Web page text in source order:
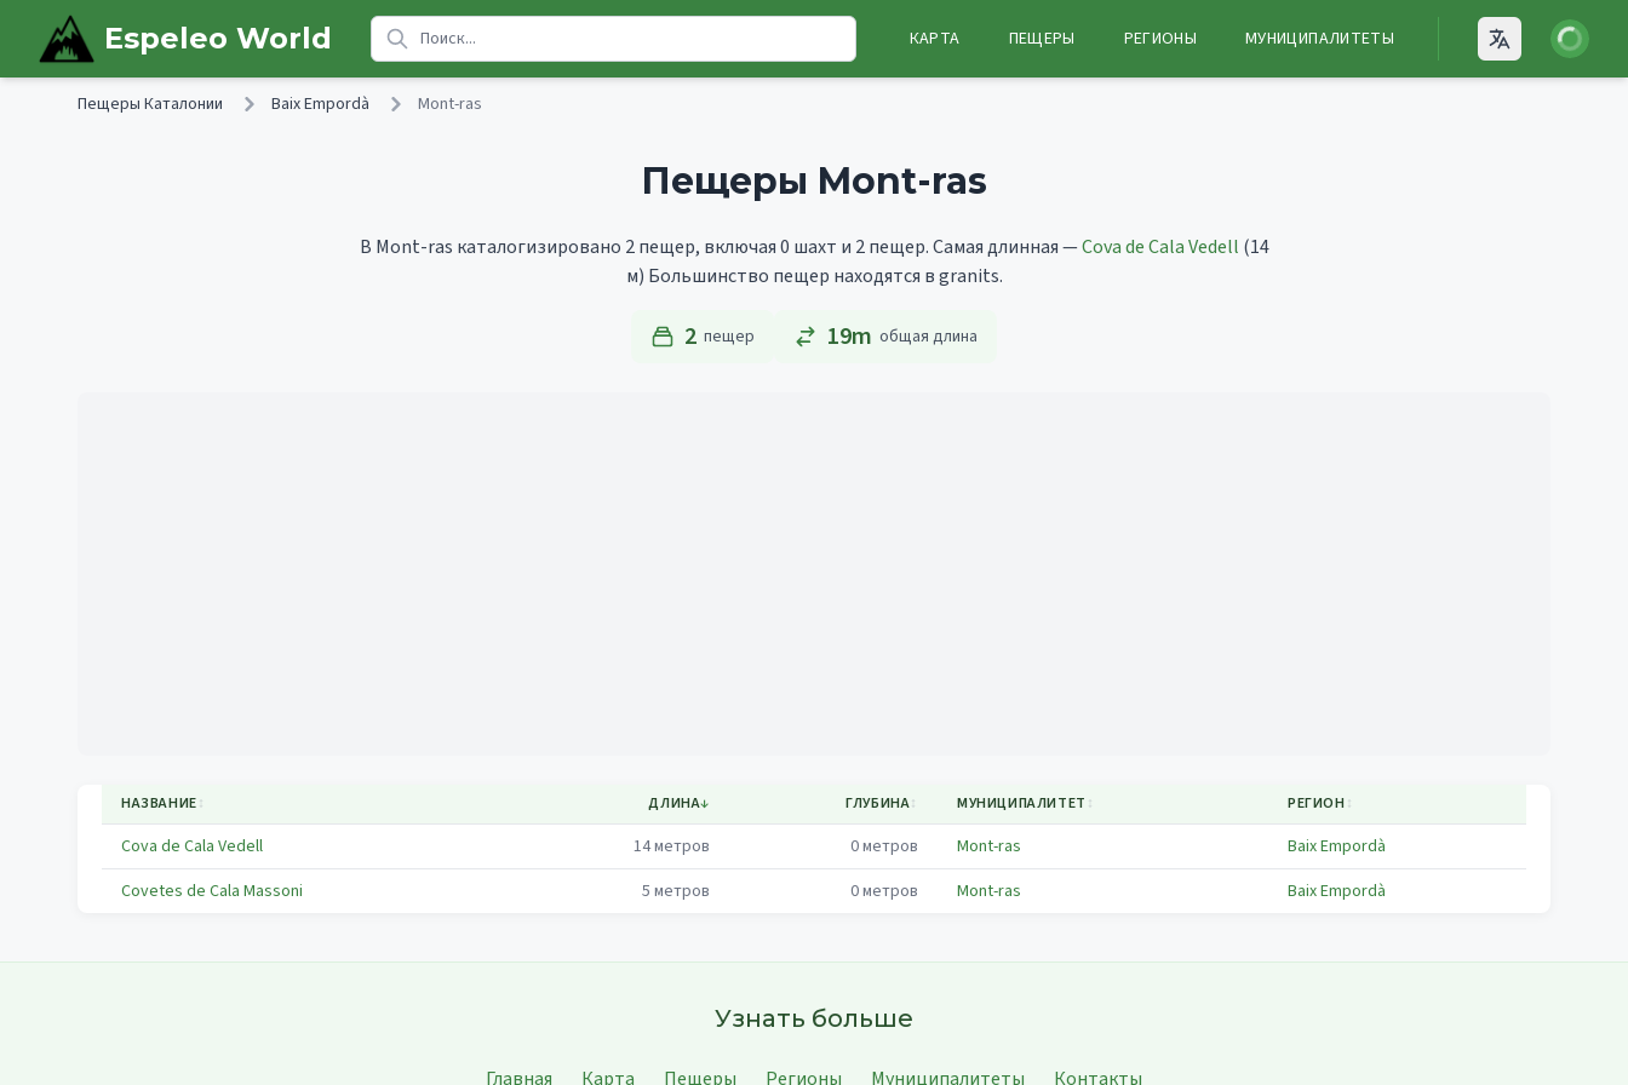
Skip to main content
Espeleo World КАРТА ПЕЩЕРЫ РЕГИОНЫ МУНИЦИПАЛИТЕТЫ Open
Войти
Пещеры Каталонии Baix Empordà Mont-ras
Пещеры Mont-ras
В Mont-ras каталогизировано 2 пещер, включая 0 шахт и 2 пещер.Самая длинная —Cova de Cala Vedell (14
м) Большинство пещер находятся в granits.
2 пещер 19m общая длина
НАЗВАНИЕ↕ ДЛИНА↓ ГЛУБИНА↕ МУНИЦИПАЛИТЕТ ↕ РЕГИОН ↕
Cova de Cala Vedell 14метров 0метров Mont-ras
Baix Empordà
Covetes de Cala Massoni
5 метров 0метров Mont-ras Baix Empordà
Узнать больше
Главная Карта Пещеры Регионы Муниципалитеты Контакты